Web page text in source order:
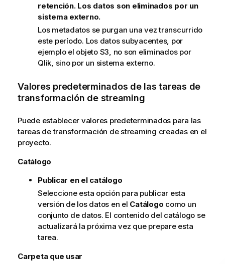
retención. Los datos son eliminados por un
sistema externo.
Los metadatos se purgan una vez transcurrido
este período. Los datos subyacentes, por
ejemplo el objeto S3, no son eliminados por
Qlik, sino por un sistema externo.
Valores predeterminados de las tareas de
transformación de streaming
Puede establecer valores predeterminados para las
tareas de transformación de streaming creadas en el
proyecto.
Catálogo
Publicar en el catálogo
Seleccione esta opción para publicar esta
versión de los datos en el Catálogo como un
conjunto de datos. El contenido del catálogo se
actualizará la próxima vez que prepare esta
tarea.
Carpeta que usar